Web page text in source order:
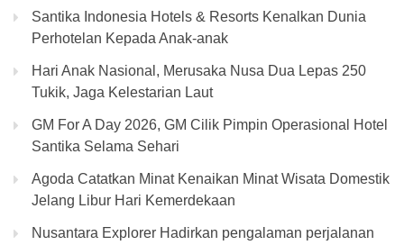
Santika Indonesia Hotels & Resorts Kenalkan Dunia
Perhotelan Kepada Anak-anak
Hari Anak Nasional, Merusaka Nusa Dua Lepas 250
Tukik, Jaga Kelestarian Laut
GM For A Day 2026, GM Cilik Pimpin Operasional Hotel
Santika Selama Sehari
Agoda Catatkan Minat Kenaikan Minat Wisata Domestik
Jelang Libur Hari Kemerdekaan
Nusantara Explorer Hadirkan pengalaman perjalanan